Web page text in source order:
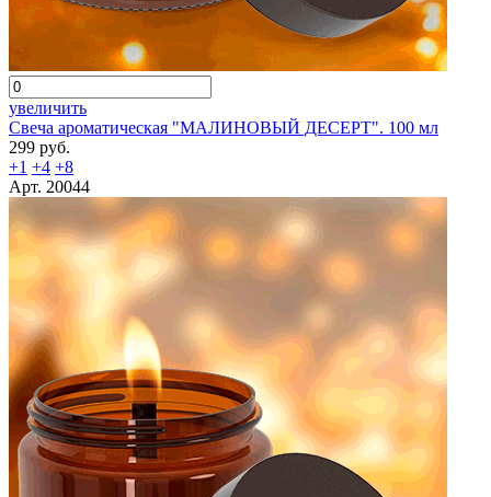
увеличить
Свеча ароматическая "МАЛИНОВЫЙ ДЕСЕРТ". 100 мл
299 руб.
+1 +4 +8
Арт. 20044